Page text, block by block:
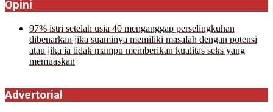
Opini
97% istri setelah usia 40 menganggap perselingkuhan
dibenarkan jika suaminya memiliki masalah dengan potensi
atau jika ia tidak mampu memberikan kualitas seks yang
memuaskan
Advertorial